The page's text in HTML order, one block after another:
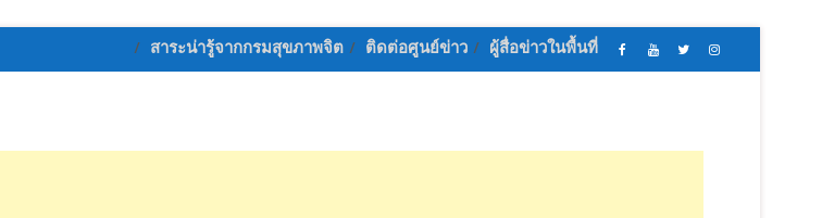
สาระน่ารู้จากกรมสุขภาพจิต ติดต่อศูนย์ข่าว ผู้สื่อข่าวในพื้นที่